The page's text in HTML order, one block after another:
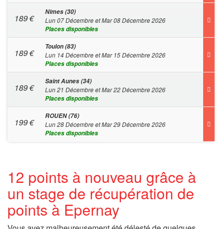
189€
Nimes (30)
Lun 07 Décembre et Mar 08 Décembre 2026
Places disponibles
189€
Toulon (83)
Lun 14 Décembre et Mar 15 Décembre 2026
Places disponibles
189€
Saint Aunes (34)
Lun 21 Décembre et Mar 22 Décembre 2026
Places disponibles
199€
ROUEN (76)
Lun 28 Décembre et Mar 29 Décembre 2026
Places disponibles
12 points à nouveau grâce à
un stage de récupération de
points à Epernay